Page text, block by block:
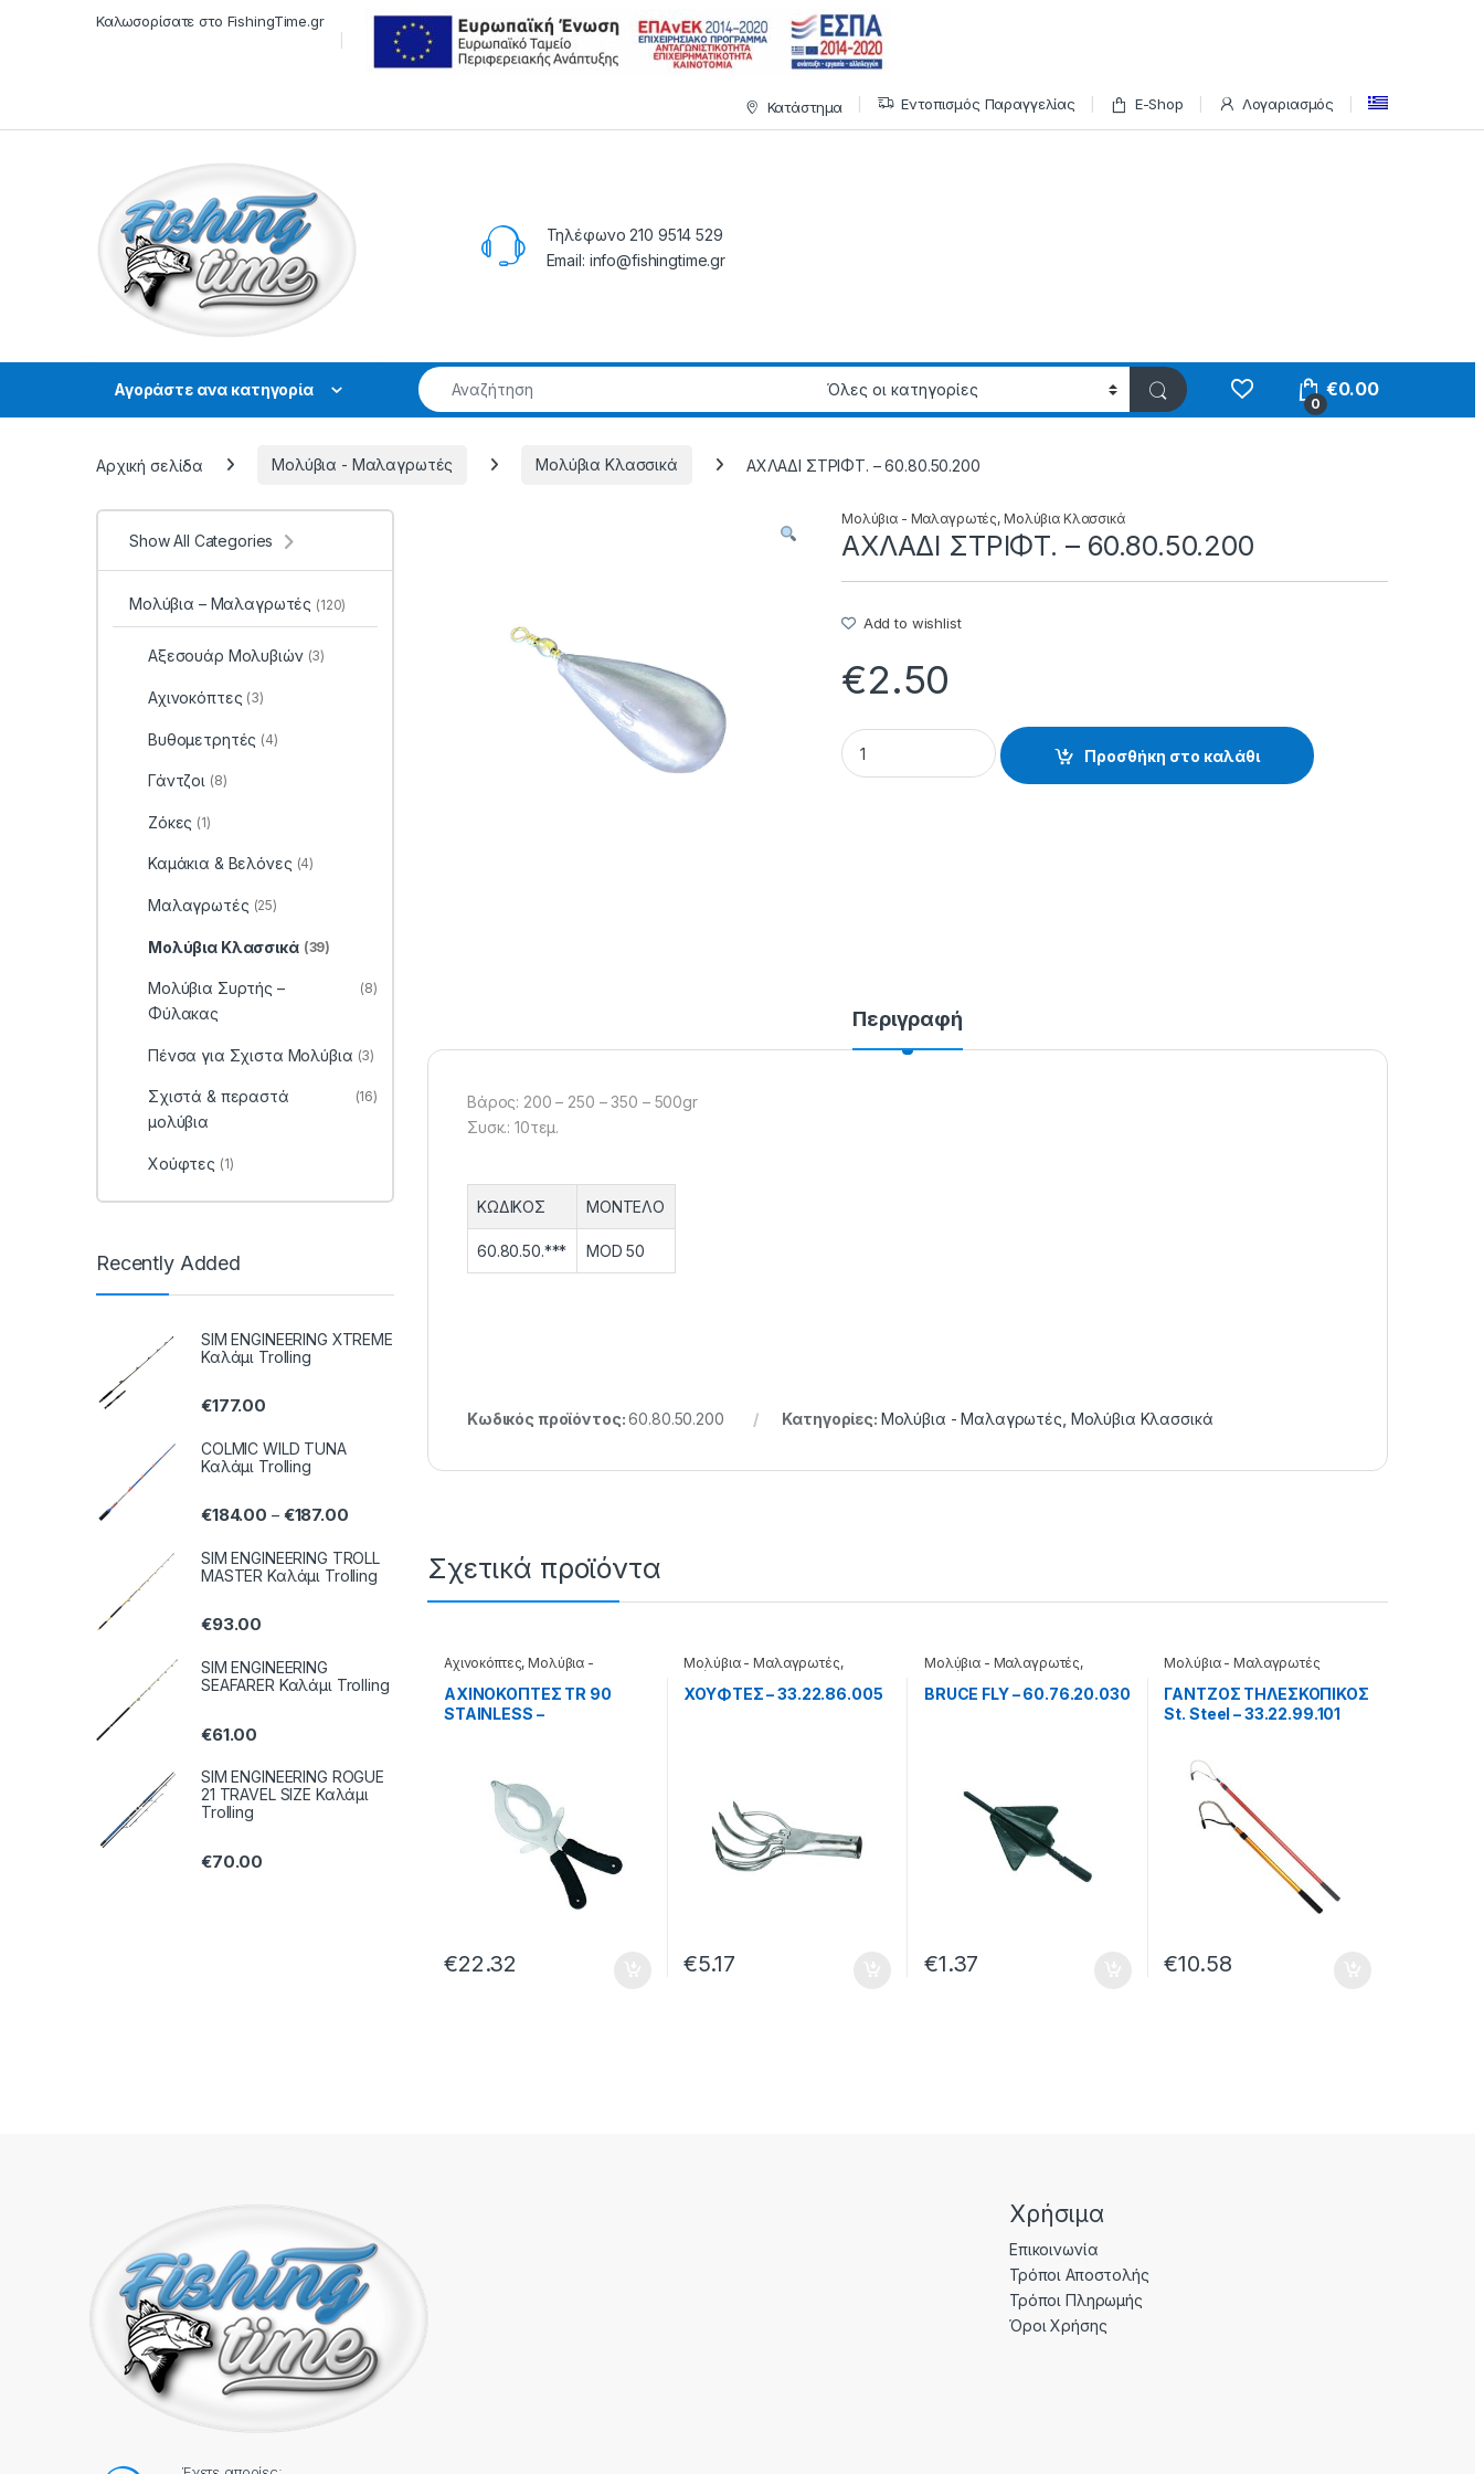
Καλωσορίσατε στο FishingTime.gr
Κατάστημα Εντοπισμός Παραγγελίας E-Shop Λογαριασμός
Τηλέφωνο 210 9514 529
Email: info@fishingtime.gr
Αγοράστε ανα κατηγορία
0
€0.00
Αρχική σελίδα Μολύβια - Μαλαγρωτές Μολύβια Κλασσικά AXΛAΔI ΣTPIΦT. – 60.80.50.200
Μολύβια - Μαλαγρωτές, Μολύβια Κλασσικά
AXΛAΔI ΣTPIΦT. – 60.80.50.200
Add to wishlist
€2.50
AXΛAΔI ΣTPIΦT. - 60.80.50.200 quantity
Προσθήκη στο καλάθι
Περιγραφή
Βάρος: 200 – 250 – 350 – 500gr
Συσκ.: 10τεμ.
ΚΩΔΙΚΟΣ ΜΟΝΤΕΛΟ
60.80.50.*** MOD 50
Κωδικός προϊόντος:60.80.50.200 Κατηγορίες: Μολύβια - Μαλαγρωτές Μολύβια Κλασσικά
Σχετικά προϊόντα
Αχινοκόπτες,Μολύβια -
Μαλαγρωτές
ΑΧΙΝΟΚΟΠΤΕΣ TR 90
STAINLESS –
€22.32
Μολύβια - Μαλαγρωτές,
Χούφτες
XOYΦTΕΣ – 33.22.86.005
€5.17
Μολύβια - Μαλαγρωτές,
Μολύβια Κλασσικά
BRUCE FLY – 60.76.20.030
€1.37
Μολύβια - Μαλαγρωτές
ΓΑΝΤΖΟΣ ΤΗΛΕΣΚΟΠΙΚΟΣ
St. Steel – 33.22.99.101
€10.58
Show All Categories
Μολύβια – Μαλαγρωτές (120)
Αξεσουάρ Μολυβιών (3)
Αχινοκόπτες (3)
Βυθομετρητές (4)
Γάντζοι (8)
Ζόκες (1)
Καμάκια & Βελόνες (4)
Μαλαγρωτές (25)
Μολύβια Κλασσικά (39)
Μολύβια Συρτής –
Φύλακας
(8)
Πένσα για Σχιστα Μολύβια (3)
Σχιστά & περαστά
μολύβια
(16)
Χούφτες (1)
Recently Added
SIM ENGINEERING XTREME
Καλάμι Trolling
€177.00
COLMIC WILD TUNA
Καλάμι Trolling
€184.00 – €187.00
SIM ENGINEERING TROLL
MASTER Καλάμι Trolling
€93.00
SIM ENGINEERING
SEAFARER Καλάμι Trolling
€61.00
SIM ENGINEERING ROGUE
21 TRAVEL SIZE Καλάμι
Trolling
€70.00
Χρήσιμα
Επικοινωνία
Τρόποι Αποστολής
Τρόποι Πληρωμής
Όροι Χρήσης